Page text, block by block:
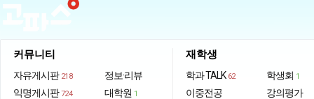
커뮤니티
자유게시판 218
익명게시판 724
정보·리뷰
대학원 1
재학생
학과 TALK 62
이중전공
학생회 1
강의평가